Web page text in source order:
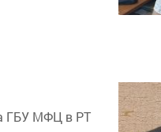
ГБУ МФЦ в РТ